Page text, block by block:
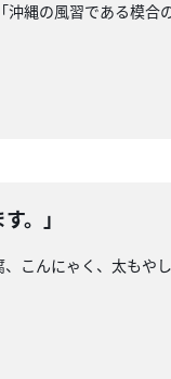
縄の風習である模
。」
こんにゃく、太も